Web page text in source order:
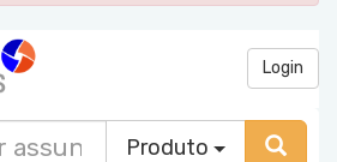
Login
Produto